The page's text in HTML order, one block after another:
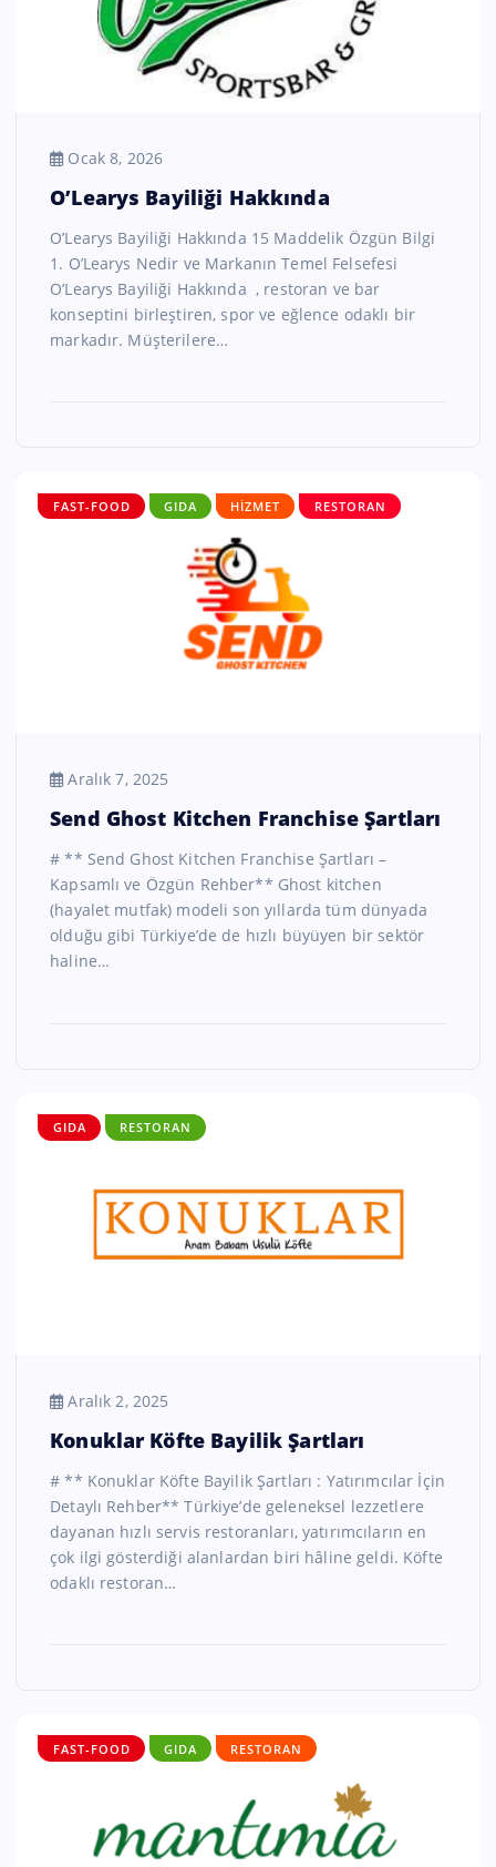
Ocak 8, 2026
O’Learys Bayiliği Hakkında
O’Learys Bayiliği Hakkında 15 Maddelik Özgün Bilgi
1. O’Learys Nedir ve Markanın Temel Felsefesi
O’Learys Bayiliği Hakkında , restoran ve bar
konseptini birleştiren, spor ve eğlence odaklı bir
markadır. Müşterilere…
FAST-FOOD GIDA HIZMET RESTORAN
Aralık 7, 2025
Send Ghost Kitchen Franchise Şartları
# ** Send Ghost Kitchen Franchise Şartları –
Kapsamlı ve Özgün Rehber** Ghost kitchen
(hayalet mutfak) modeli son yıllarda tüm dünyada
olduğu gibi Türkiye’de de hızlı büyüyen bir sektör
haline…
GIDA RESTORAN
Aralık 2, 2025
Konuklar Köfte Bayilik Şartları
# ** Konuklar Köfte Bayilik Şartları : Yatırımcılar İçin
Detaylı Rehber** Türkiye’de geleneksel lezzetlere
dayanan hızlı servis restoranları, yatırımcıların en
çok ilgi gösterdiği alanlardan biri hâline geldi. Köfte
odaklı restoran…
FAST-FOOD GIDA RESTORAN